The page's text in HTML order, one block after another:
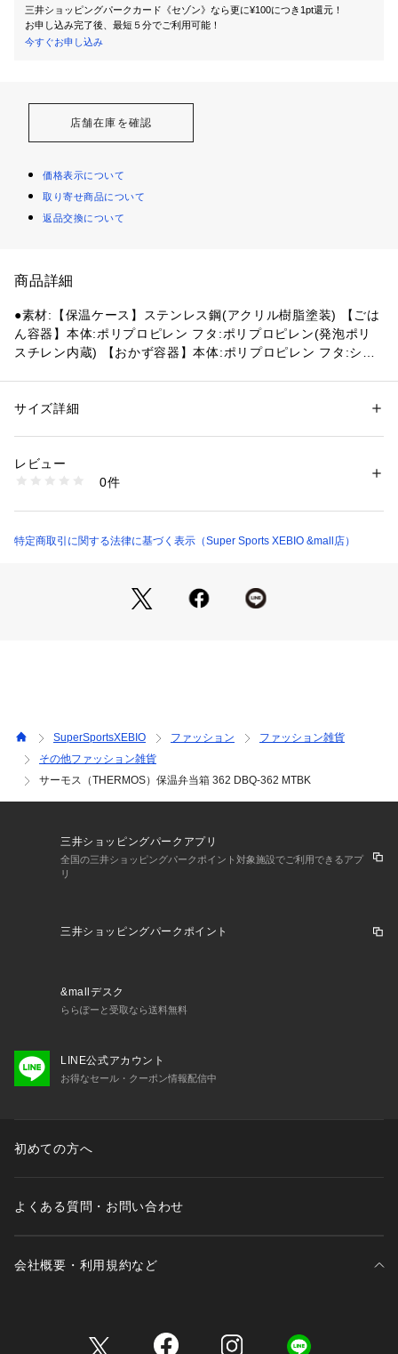
三井ショッピングパークカード《セゾン》なら更に¥100につき1pt還元！
お申し込み完了後、最短５分でご利用可能！
今すぐお申し込み
店舗在庫を確認
価格表示について
取り寄せ商品について
返品交換について
商品詳細
●素材:【保温ケース】ステンレス鋼(アクリル樹脂塗装) 【ごは
ん容器】本体:ポリプロピレン フタ:ポリプロピレン(発泡ポリ
スチレン内蔵) 【おかず容器】本体:ポリプロピレン フタ:シリ
ットル×2個
●食洗機対応!!
●汁もれしないおかず容器付き!!
●カバンにかけられるバックルストラップ付き
予告なく変更することがあります。あらかじめご了承くださ
い。サーモス THERMOS 生活雑貨 サーモス 弁当箱 ランチボ
ックス 保冷 サーモス 弁当箱 ランチボックス BenVGtou お弁
当黒 ブラック school_lbox学生 学校 給食 お弁当 小学生 中学
ネス ピクニック 公園 おしゃれ 食洗器対応 電子レンジ対応 魔
法びん 2404_outle 保温 あったか 26hotsummer
性別：メンズ
貨
1540000430914
サイズ詳細
レビュー
0件
特定商取引に関する法律に基づく表示（Super Sports XEBIO &mall店）
SuperSportsXEBIO ファッション
ファッション雑貨
その他ファッション雑貨
サーモス（THERMOS）保温弁当箱 362 DBQ-362 MTBK
三井ショッピングパークアプリ
全国の三井ショッピングパークポイント対象施設でご利用できるアプ
リ
三井ショッピングパークポイント
&mallデスク
ららぽーと受取なら送料無料
LINE公式アカウント
お得なセール・クーポン情報配信中
初めての方へ
よくある質問・お問い合わせ
会社概要・利用規約など